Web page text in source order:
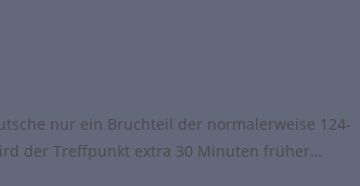
nur ein Bruchteil der normalerweise 124-
der Treffpunkt extra 30 Minuten früher…